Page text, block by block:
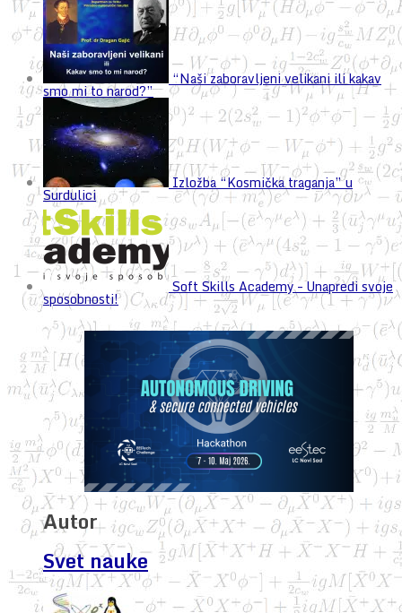
“Naši zaboravljeni velikani ili kakav
smo mi to narod?”
Izložba “Kosmička traganja” u
Surdulici
Soft Skills Academy – Unapredi svoje
sposobnosti!
Autor
Svet nauke